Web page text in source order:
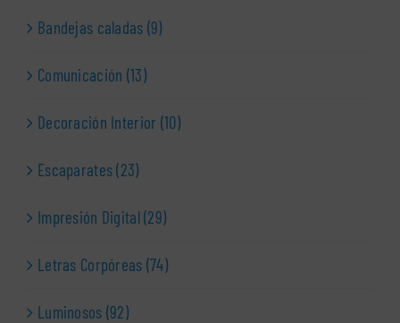
Bandejas caladas (9)
Comunicación (13)
Decoración Interior (10)
Escaparates (23)
Impresión Digital (29)
Letras Corpóreas (74)
Luminosos (92)